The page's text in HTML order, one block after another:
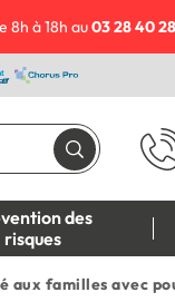
8h à 18h au03 28 40
des
risques
aux familles avec